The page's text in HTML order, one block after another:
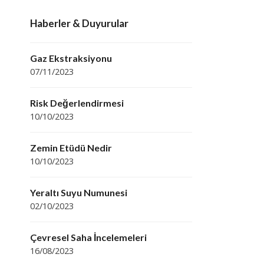
Haberler & Duyurular
Gaz Ekstraksiyonu
07/11/2023
Risk Değerlendirmesi
10/10/2023
Zemin Etüdü Nedir
10/10/2023
Yeraltı Suyu Numunesi
02/10/2023
Çevresel Saha İncelemeleri
16/08/2023